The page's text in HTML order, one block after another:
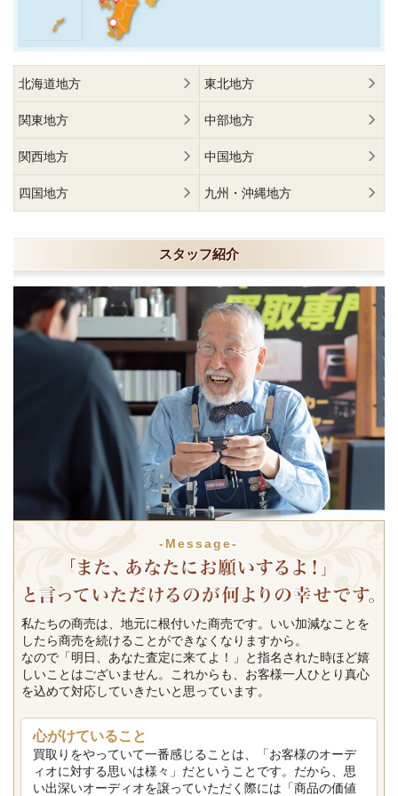
北海道地方 東北地方
関東地方 中部地方
関西地方 中国地方
四国地方 九州・沖縄地方
スタッフ紹介
-Message-
私たちの商売は、地元に根付いた商売です。いい加減なことを
したら商売を続けることができなくなりますから。
なので「明日、あなた査定に来てよ！」と指名された時ほど嬉
しいことはございません。これからも、お客様一人ひとり真心
を込めて対応していきたいと思っています。
心がけていること
買取りをやっていて一番感じることは、「お客様のオーデ
ィオに対する思いは様々」だということです。だから、思
い出深いオーディオを譲っていただく際には「商品の価値